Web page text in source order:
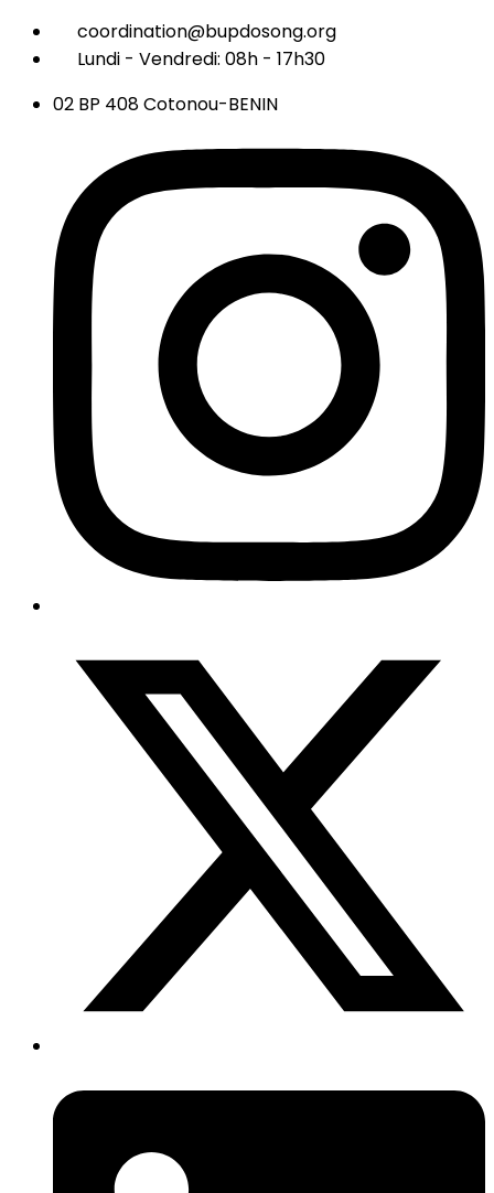
coordination@bupdosong.org
Lundi - Vendredi: 08h - 17h30
02 BP 408 Cotonou-BENIN